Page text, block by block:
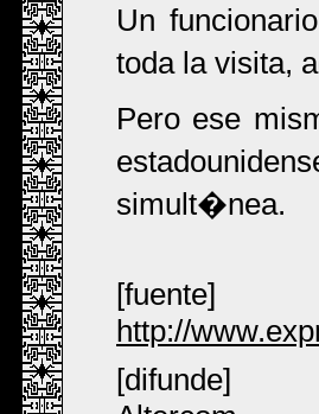
Un
toda la visita,
Pero ese
simult�nea.
[fuente]
http://
[difunde]